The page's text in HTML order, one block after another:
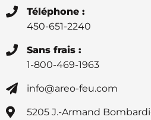
Téléphone :
450-651-2240
Sans frais :
1-800-469-1963
info@areo-feu.com
5205 J.-Armand